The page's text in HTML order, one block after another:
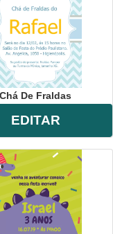
Chá De Fraldas
EDITAR